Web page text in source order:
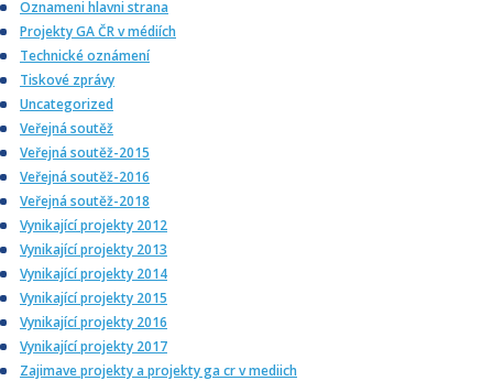
Oznameni hlavni strana
Projekty GA ČR v médiích
Technické oznámení
Tiskové zprávy
Uncategorized
Veřejná soutěž
Veřejná soutěž-2015
Veřejná soutěž-2016
Veřejná soutěž-2018
Vynikající projekty 2012
Vynikající projekty 2013
Vynikající projekty 2014
Vynikající projekty 2015
Vynikající projekty 2016
Vynikající projekty 2017
Zajimave projekty a projekty ga cr v mediich